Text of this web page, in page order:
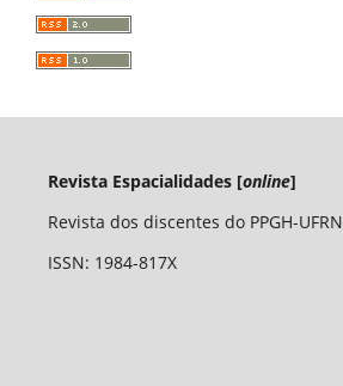
Revista Espacialidades [online]
Revista dos discentes do PPGH-UFRN
ISSN: 1984-817X